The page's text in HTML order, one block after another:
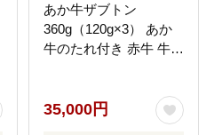
あか牛ザブトン
360g（120g×3） あか
牛のたれ付き 赤牛 牛肉
豪華 おかず 手軽 ご褒
美 お祝い 人気 晩ご飯
35,000円